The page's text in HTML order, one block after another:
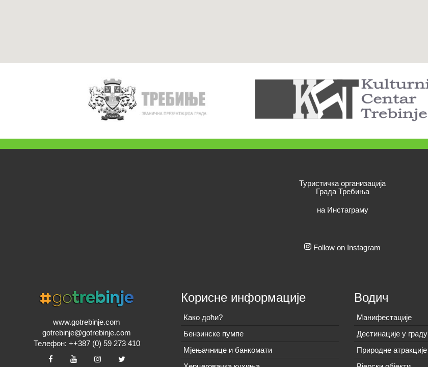
Туристичка организација
Града Требиња
на Инстаграму
Follow on Instagram
www.gotrebinje.com
gotrebinje@gotrebinje.com
Телефон: ++387 (0) 59 273 410
Корисне информације
Како доћи?
Бензинске пумпе
Мјењачнице и банкомати
Водич
Манифестације
Дестинације у граду
Природне атракције